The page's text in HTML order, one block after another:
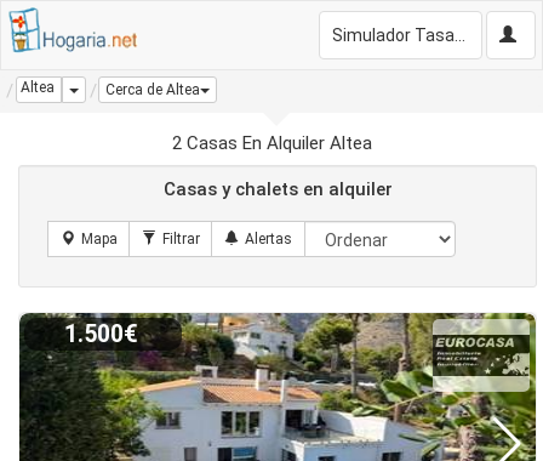
Altea Dropdown
Cerca de Altea
2 Casas En Alquiler Altea
Casas y chalets en alquiler
1.500€